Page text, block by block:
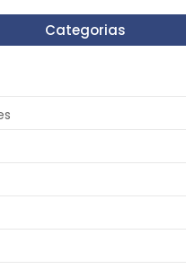
Categorias